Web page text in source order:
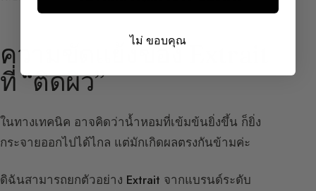
ความขัดแย้งของ Extrait
ที่ “ติดผิว”
ในทางเทคนิค อาจคิดว่าน้ำหอมที่เข้มข้นยิ่งขึ้น ก็ยิ่ง
กระจายออกไปได้ไกล แต่มักเกิดผลตรงกันข้ามค่ะ
ดิฉันสามารถยกตัวอย่าง Extrait จากแบรนด์ระดับ
ไม่ ขอบคุณ